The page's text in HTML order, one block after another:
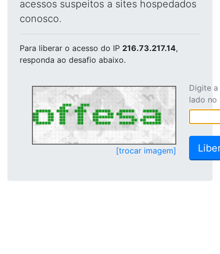
acessos suspeitos a sites hospedados
conosco.
Para liberar o acesso do IP 216.73.217.14,
responda ao desafio abaixo.
[trocar imagem]
Digite
lado no